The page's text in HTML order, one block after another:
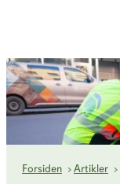
innhold
Forsiden ›Artikler ›